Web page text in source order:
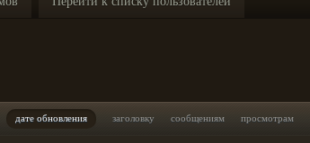
дате обновления заголовку сообщениям просмотрам